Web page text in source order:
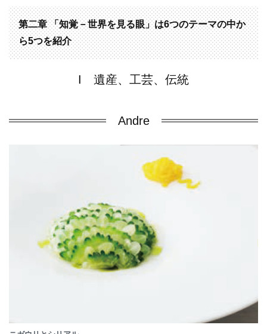
第二章 「知覚－世界を見る眼」は6つのテーマの中か
ら5つを紹介
I 遺産、工芸、伝統
Andre